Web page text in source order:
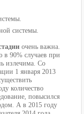
системы.
очень важна.
в 90% случаев при
излечима. Со
1 января 2013
количество
повысился
А в 2015 году